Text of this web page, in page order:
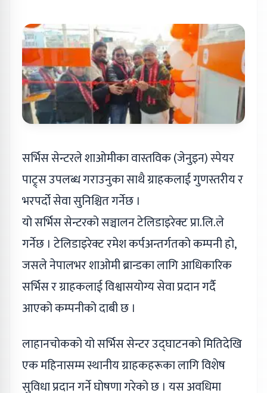
सर्भिस सेन्टरले शाओमीका वास्तविक (जेनुइन) स्पेयर
पाट्र्स उपलब्ध गराउनुका साथै ग्राहकलाई गुणस्तरीय र
भरपर्दो सेवा सुनिश्चित गर्नेछ ।
यो सर्भिस सेन्टरको सञ्चालन टेलिडाइरेक्ट प्रा.लि.ले
गर्नेछ । टेलिडाइरेक्ट रमेश कर्पअन्तर्गतको कम्पनी हो,
जसले नेपालभर शाओमी ब्रान्डका लागि आधिकारिक
सर्भिस र ग्राहकलाई विश्वासयोग्य सेवा प्रदान गर्दै
आएको कम्पनीको दाबी छ ।
लाहानचोकको यो सर्भिस सेन्टर उद्घाटनको मितिदेखि
एक महिनासम्म स्थानीय ग्राहकहरूका लागि विशेष
सुविधा प्रदान गर्ने घोषणा गरेको छ । यस अवधिमा